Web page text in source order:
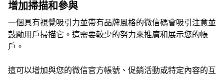
增加掃描和參與
一個具有視覺吸引力並帶有品牌風格的微信碼會吸引注意並
鼓勵用戶掃描它。這需要較少的努力來推廣和展示您的帳
戶。
這可以增加與您的微信官方帳號、促銷活動或特定內容的互